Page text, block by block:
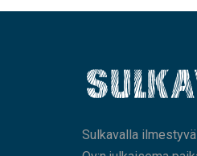
Sulkavalla